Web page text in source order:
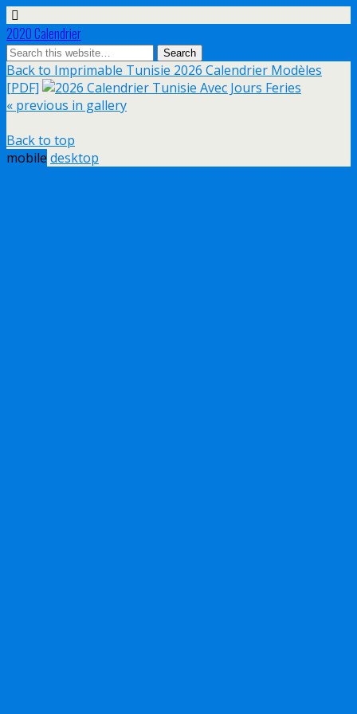
2020 Calendrier
Back to Imprimable Tunisie 2026 Calendrier Modèles
[PDF]
« previous in gallery
Back to top
mobile desktop